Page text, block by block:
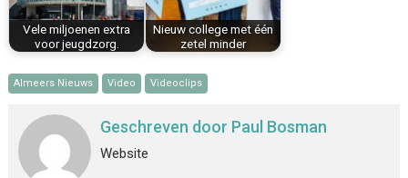
Vele miljoenen extra
voor jeugdzorg.
Nieuw college met één
zetel minder
Almeers Nieuws Video Videoclips
Geschreven door Paul Bosman
Website